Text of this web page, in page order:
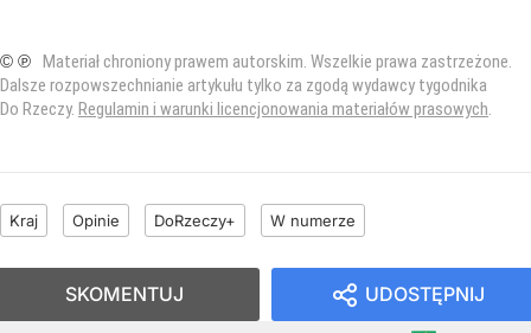
© ℗ Materiał chroniony prawem autorskim. Wszelkie prawa zastrzeżone.
Dalsze rozpowszechnianie artykułu tylko za zgodą wydawcy tygodnika
Do Rzeczy. Regulamin i warunki licencjonowania materiałów prasowych.
Kraj Opinie DoRzeczy+ W numerze
UDOSTĘPNIJ
SKOMENTUJ